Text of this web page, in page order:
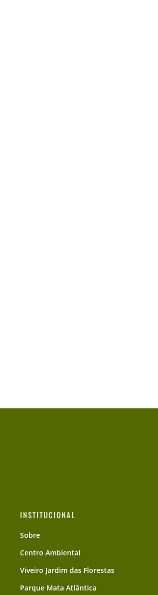
INSTITUCIONAL
Sobre
Centro Ambiental
Viveiro Jardim das Florestas
Parque Mata Atlântica